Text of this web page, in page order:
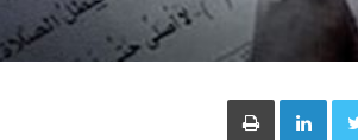
Twitter
LinkedInطباعة